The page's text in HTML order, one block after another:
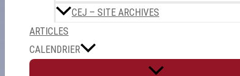
CEJ – SITE ARCHIVES
ARTICLES
CALENDRIER